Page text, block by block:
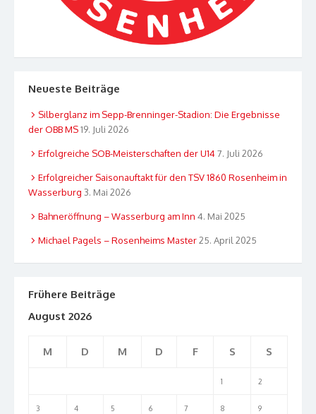
Neueste Beiträge
Silberglanz im Sepp-Brenninger-Stadion: Die Ergebnisse
der OBB MS19. Juli 2026
Erfolgreiche SOB-Meisterschaften der U14 7. Juli 2026
Erfolgreicher Saisonauftakt für den TSV 1860 Rosenheim in
Wasserburg 3. Mai 2026
Bahneröffnung – Wasserburg am Inn 4. Mai 2025
Michael Pagels – Rosenheims Master25. April 2025
Frühere Beiträge
August 2026
M D M D F S S
1 2
3 4 5 6 7 8 9